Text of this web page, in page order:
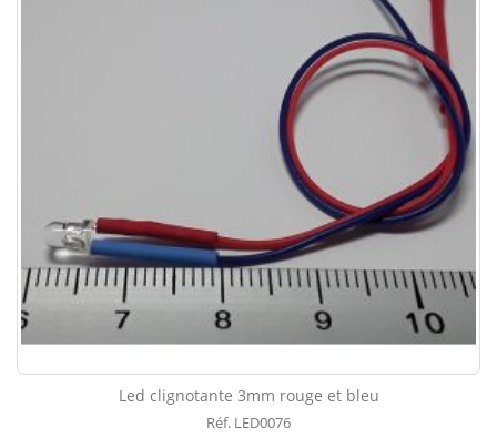
Led clignotante 3mm rouge et bleu
Réf. LED0076